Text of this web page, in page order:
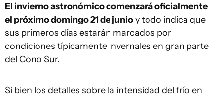
El invierno astronómico comenzará oficialmente
el próximo domingo 21 de junioy todo indica que
sus primeros días estarán marcados por
condiciones típicamente invernales en gran parte
del Cono Sur.
Si bien los detalles sobre la intensidad del frío en